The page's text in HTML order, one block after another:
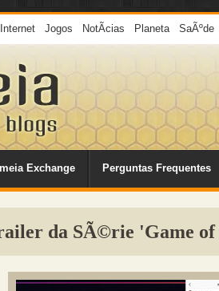
Internet Jogos NotÃ­cias Planeta SaÃºde
Exchange Perguntas Frequentes
da SÃ©rie 'Game of